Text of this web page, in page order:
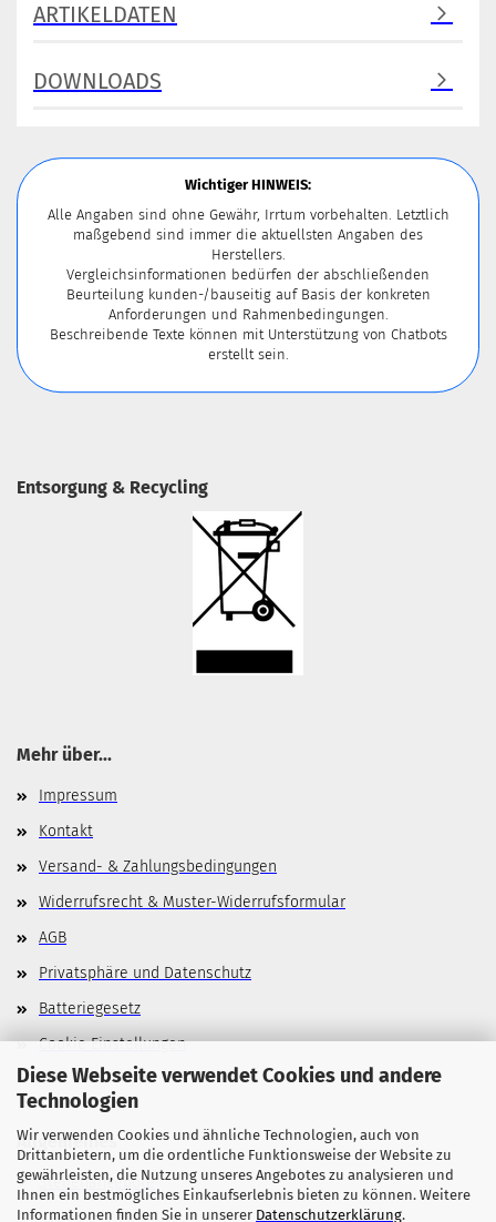
Diese Webseite verwendet Cookies und andere
Technologien
Wir verwenden Cookies und ähnliche Technologien, auch von
Drittanbietern, um die ordentliche Funktionsweise der Website zu
gewährleisten, die Nutzung unseres Angebotes zu analysieren und
Ihnen ein bestmögliches Einkaufserlebnis bieten zu können. Weitere
Informationen finden Sie in unserer Datenschutzerklärung.
ARTIKELDATEN
DOWNLOADS
Wichtiger HINWEIS:
Alle Angaben sind ohne Gewähr, Irrtum vorbehalten. Letztlich
maßgebend sind immer die aktuellsten Angaben des
Herstellers.
Vergleichsinformationen bedürfen der abschließenden
Beurteilung kunden-/bauseitig auf Basis der konkreten
Anforderungen und Rahmenbedingungen.
Beschreibende Texte können mit Unterstützung von Chatbots
erstellt sein.
Entsorgung & Recycling
Mehr über...
Impressum
Kontakt
Versand- & Zahlungsbedingungen
Widerrufsrecht & Muster-Widerrufsformular
AGB
Privatsphäre und Datenschutz
Batteriegesetz
Cookie Einstellungen
Allgemeines
Stellenangebote